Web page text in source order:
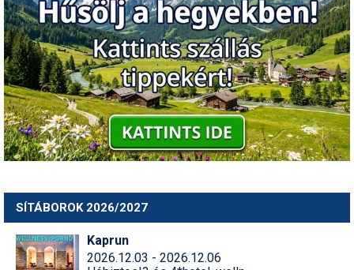
SÍTÁBOROK 2026/2027
Kaprun
2026.12.03 - 2026.12.06